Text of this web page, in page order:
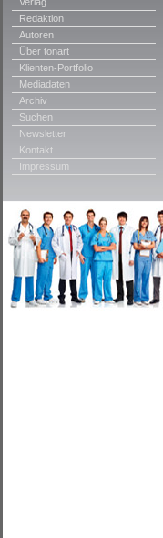
Redaktion
Autoren
Über tonart
Klienten-Portfolio
Mediadaten
Archiv
Suchen
Newsletter
Kontakt
Impressum